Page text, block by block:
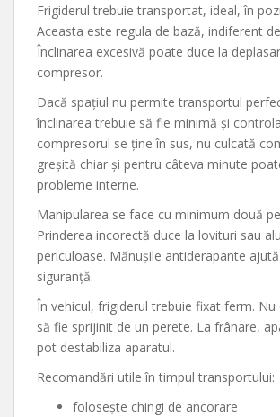
Frigiderul trebuie transportat, ideal, în
Aceasta este regula de bază, indiferent
Înclinarea excesivă poate duce la
compresor.
Dacă spațiul nu permite transportul
înclinarea trebuie să fie minimă și
compresorul se ține în sus, nu culcată
greșită chiar și pentru câteva minute
probleme interne.
Manipularea se face cu minimum două
Prinderea incorectă duce la lovituri sau
periculoase. Mănușile antiderapante
siguranță.
În vehicul, frigiderul trebuie fixat ferm.
să fie sprijinit de un perete. La frânare,
pot destabiliza aparatul.
Recomandări utile în timpul transportului:
folosește chingi de ancorare